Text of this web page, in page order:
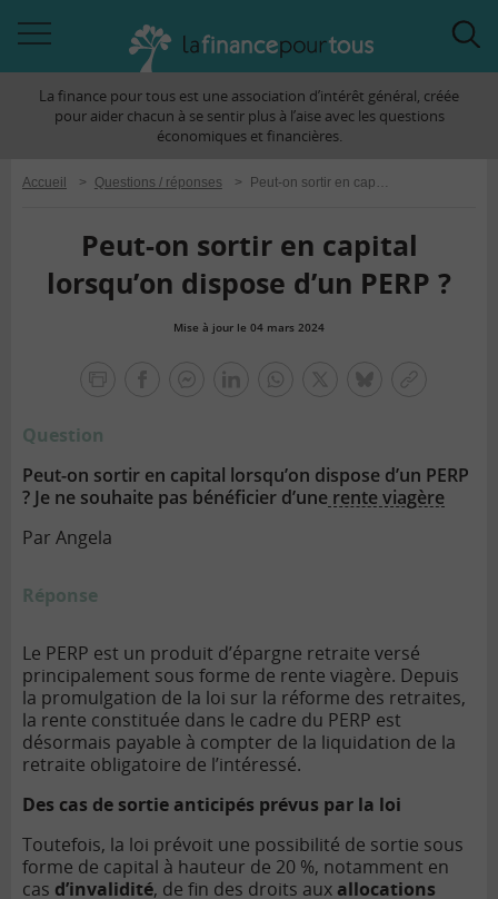
àLa finance pour tous est une association d’intérêt général, créée
pour aider chacun à se sentir plus à l’aise avec les questions
économiques et financières.
Accueil > Questions / réponses > Peut-on sortir en capital lorsqu’on dispose d’un PERP ?
Peut-on sortir en capital
lorsqu’on dispose d’un PERP ?
Mise à jour le 04 mars 2024
Question
Peut-on sortir en capital lorsqu’on dispose d’un PERP
? Je ne souhaite pas bénéficier d’une rente viagère
Par Angela
Réponse
Le PERP est un produit d’épargne retraite versé
principalement sous forme de rente viagère. Depuis
la promulgation de la loi sur la réforme des retraites,
la rente constituée dans le cadre du PERP est
désormais payable à compter de la liquidation de la
retraite obligatoire de l’intéressé.
Des cas de sortie anticipés prévus par la loi
Toutefois, la loi prévoit une possibilité de sortie sous
forme de capital à hauteur de 20 %, notamment en
cas d’invalidité, de fin des droits aux allocations